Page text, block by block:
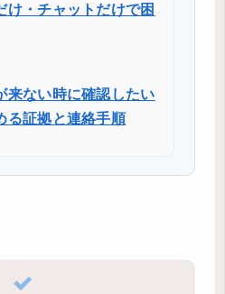
け・チャットだけで困
来ない時に確認したい
る証拠と連絡手順